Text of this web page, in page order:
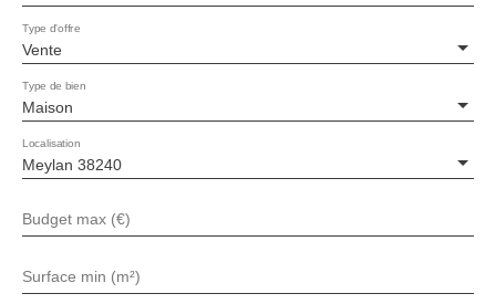
Vente
Type d'offre
Maison
Type de bien
Meylan 38240
Localisation
Budget max (€)
Surface min (m²)